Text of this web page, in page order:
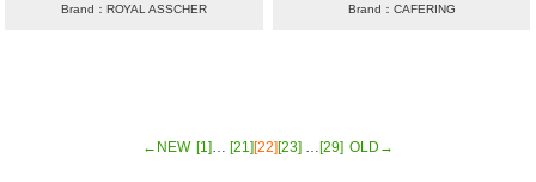
Brand：ROYAL ASSCHER Brand：CAFERING
←NEW [1]… [21][22][23] …[29] OLD→